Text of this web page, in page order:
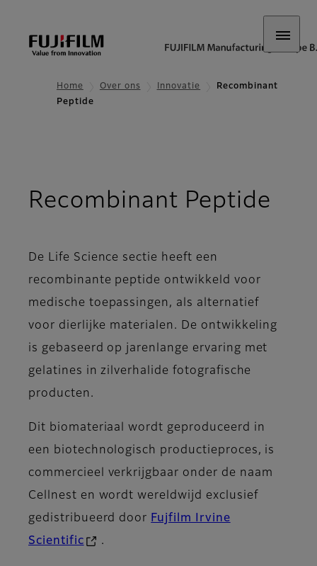
Home Over ons Innovatie
Recombinant
Peptide
Recombinant Peptide
De Life Science sectie heeft een
recombinante peptide ontwikkeld voor
medische toepassingen, als alternatief
voor dierlijke materialen. De ontwikkeling
is gebaseerd op jarenlange ervaring met
gelatines in zilverhalide fotografische
producten.
Dit biomateriaal wordt geproduceerd in
een biotechnologisch productieproces, is
commercieel verkrijgbaar onder de naam
Cellnest en wordt wereldwijd exclusief
gedistribueerd door Fujfilm Irvine
Scientific
.